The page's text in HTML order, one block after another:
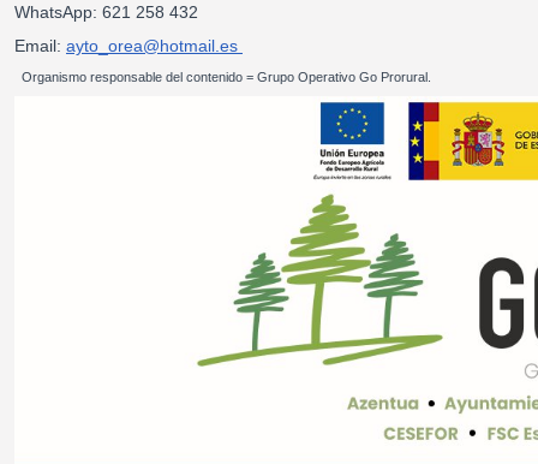
WhatsApp: 621 258 432
Email: ayto_orea@hotmail.es
Organismo responsable del contenido = Grupo Operativo Go Prorural.